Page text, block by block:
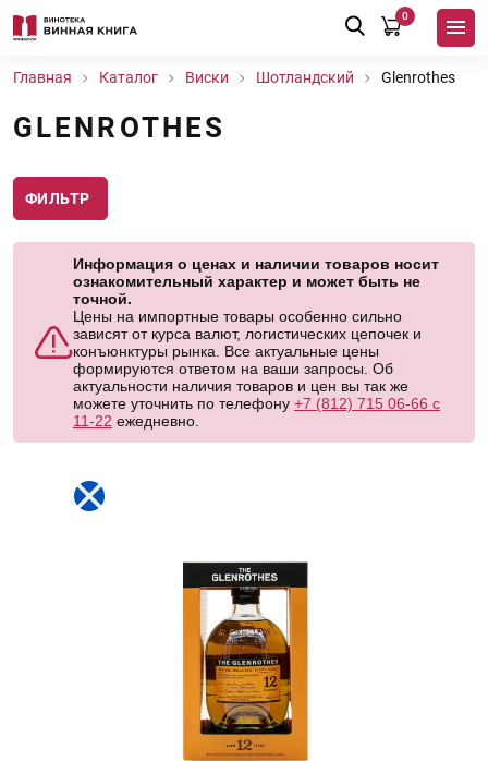
0
Главная Каталог Виски Шотландский Glenrothes
GLENROTHES
ФИЛЬТР
Информация о ценах и наличии товаров носит
ознакомительный характер и может быть не
точной.
Цены на импортные товары особенно сильно
зависят от курса валют, логистических цепочек и
конъюнктуры рынка. Все актуальные цены
формируются ответом на ваши запросы. Об
актуальности наличия товаров и цен вы так же
можете уточнить по телефону +7 (812) 715 06-66 с
11-22 ежедневно.